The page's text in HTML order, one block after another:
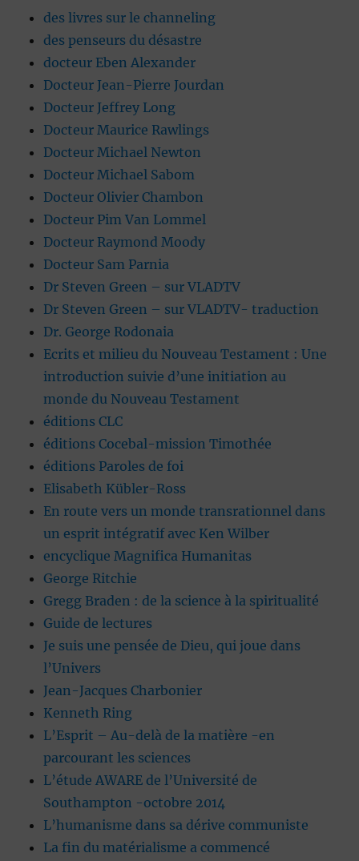
des livres sur le channeling
des penseurs du désastre
docteur Eben Alexander
Docteur Jean-Pierre Jourdan
Docteur Jeffrey Long
Docteur Maurice Rawlings
Docteur Michael Newton
Docteur Michael Sabom
Docteur Olivier Chambon
Docteur Pim Van Lommel
Docteur Raymond Moody
Docteur Sam Parnia
Dr Steven Green – sur VLADTV
Dr Steven Green – sur VLADTV- traduction
Dr. George Rodonaia
Ecrits et milieu du Nouveau Testament : Une
introduction suivie d’une initiation au
monde du Nouveau Testament
éditions CLC
éditions Cocebal-mission Timothée
éditions Paroles de foi
Elisabeth Kübler-Ross
En route vers un monde transrationnel dans
un esprit intégratif avec Ken Wilber
encyclique Magnifica Humanitas
George Ritchie
Gregg Braden : de la science à la spiritualité
Guide de lectures
Je suis une pensée de Dieu, qui joue dans
l’Univers
Jean-Jacques Charbonier
Kenneth Ring
L’Esprit – Au-delà de la matière -en
parcourant les sciences
L’étude AWARE de l’Université de
Southampton -octobre 2014
L’humanisme dans sa dérive communiste
La fin du matérialisme a commencé